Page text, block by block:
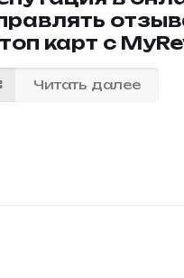
карт с
Читать далее